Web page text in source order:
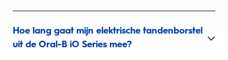
Hoe lang gaat mijn elektrische tandenborstel
uit de Oral-B iO Series mee?